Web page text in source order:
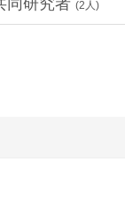
同研究者 (2 人)